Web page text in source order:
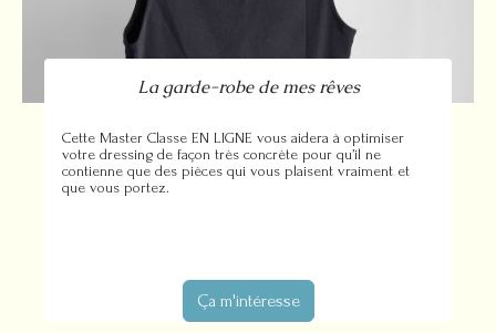
La garde-robe de mes rêves
Cette Master Classe EN LIGNE vous aidera à optimiser
votre dressing de façon très concrète pour qu’il ne
contienne que des pièces qui vous plaisent vraiment et
que vous portez.
Ça m'intéresse